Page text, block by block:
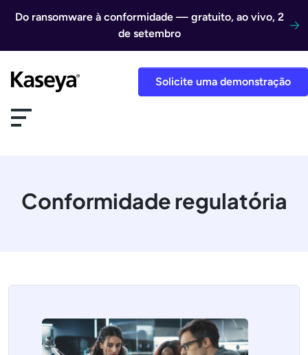
Do ransomware à conformidade — gratuito, ao vivo, 2
de setembro
Solicite uma demonstração
Conformidade regulatória